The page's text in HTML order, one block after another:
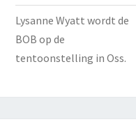
Lysanne Wyatt wordt de
BOB op de
tentoonstelling in Oss.